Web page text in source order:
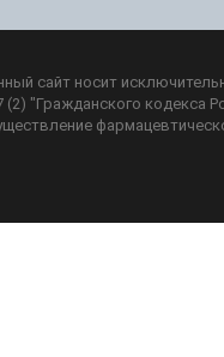
сайт носит
"Гражданского кодекса